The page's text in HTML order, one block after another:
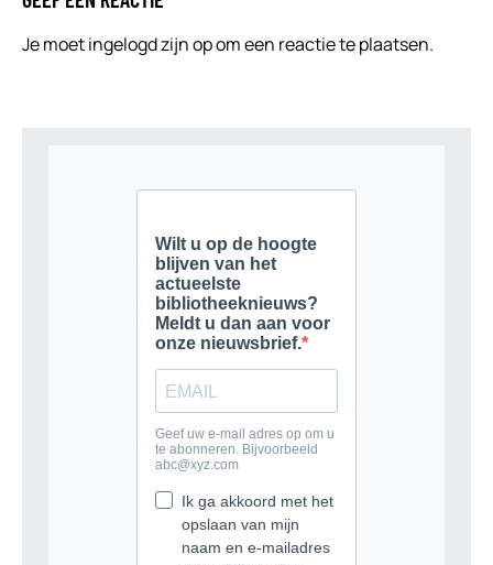
Je moetingelogd zijn opom een reactie te plaatsen.